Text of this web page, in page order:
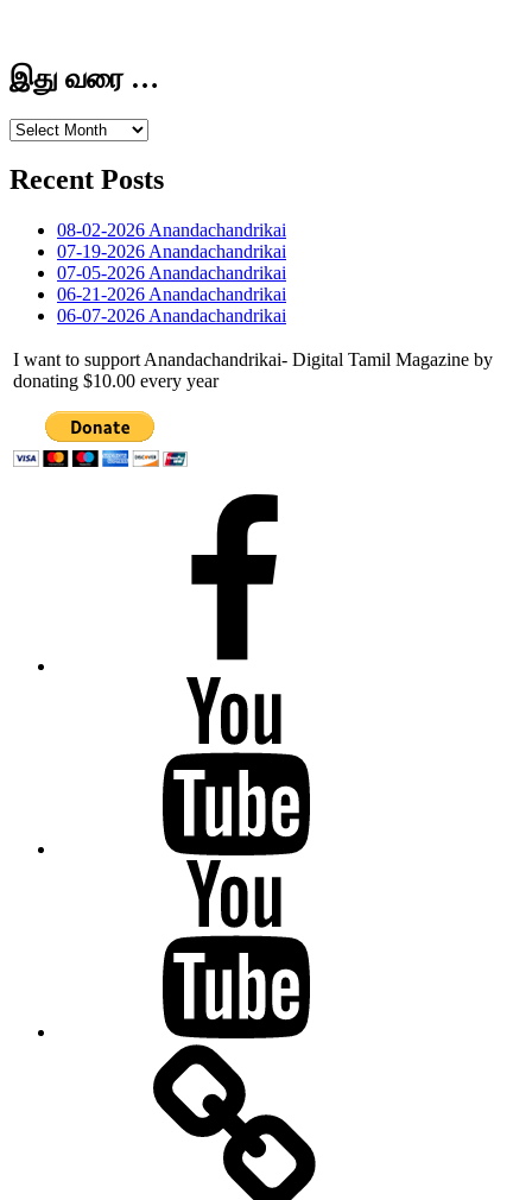
இது வரை …
இது
…
Recent Posts
08-02-2026 Anandachandrikai
07-19-2026 Anandachandrikai
07-05-2026 Anandachandrikai
06-21-2026 Anandachandrikai
06-07-2026 Anandachandrikai
I want to support Anandachandrikai- Digital Tamil Magazine by
donating $10.00 every year
Anandachandrikai-
Anandachandrikai